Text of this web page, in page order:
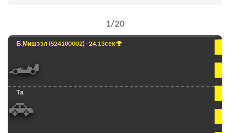
1/20
Б.Мишээл (S24100002) - 24.13сек
🏎️
Та
🚗